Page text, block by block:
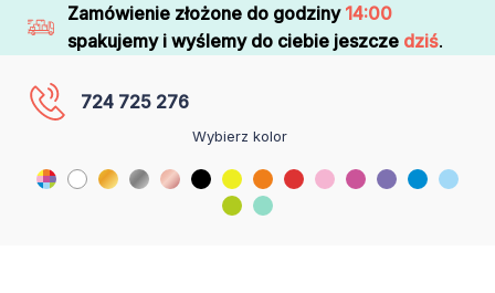
Zamówienie złożone do godziny 14:00
spakujemy i wyślemy do ciebie jeszcze dziś.
724 725 276
Wybierz kolor